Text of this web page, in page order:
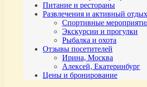
Питание и рестораны
Развлечения и активный отдых
Спортивные
Экскурсии и прогулки
Рыбалка и охота
Отзывы посетителей
Ирина, Москва
Алексей, Екатеринбург
Цены и бронирование